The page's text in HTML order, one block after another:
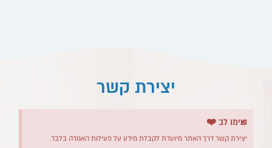
יצירת קשר
שימו לב ❤️
יצירת קשר דרך האתר מיועדת לקבלת מידע על פעילות האגודה בלבד.
×